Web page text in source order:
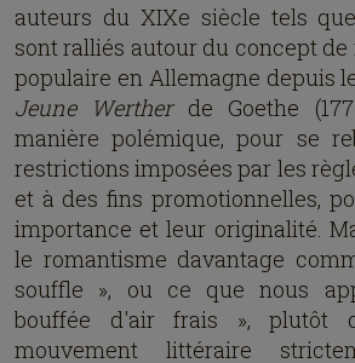
auteurs du XIXe siècle tels
sont ralliés autour du concept de
populaire en Allemagne depuis
Jeune Wertherde Goethe
manière polémique, pour se
restrictions imposées par les
et à des fins promotionnelles,
importance et leur originalité.
le romantisme davantage
souffle », ou ce que nous
bouffée d'air frais », plutôt
mouvement littéraire